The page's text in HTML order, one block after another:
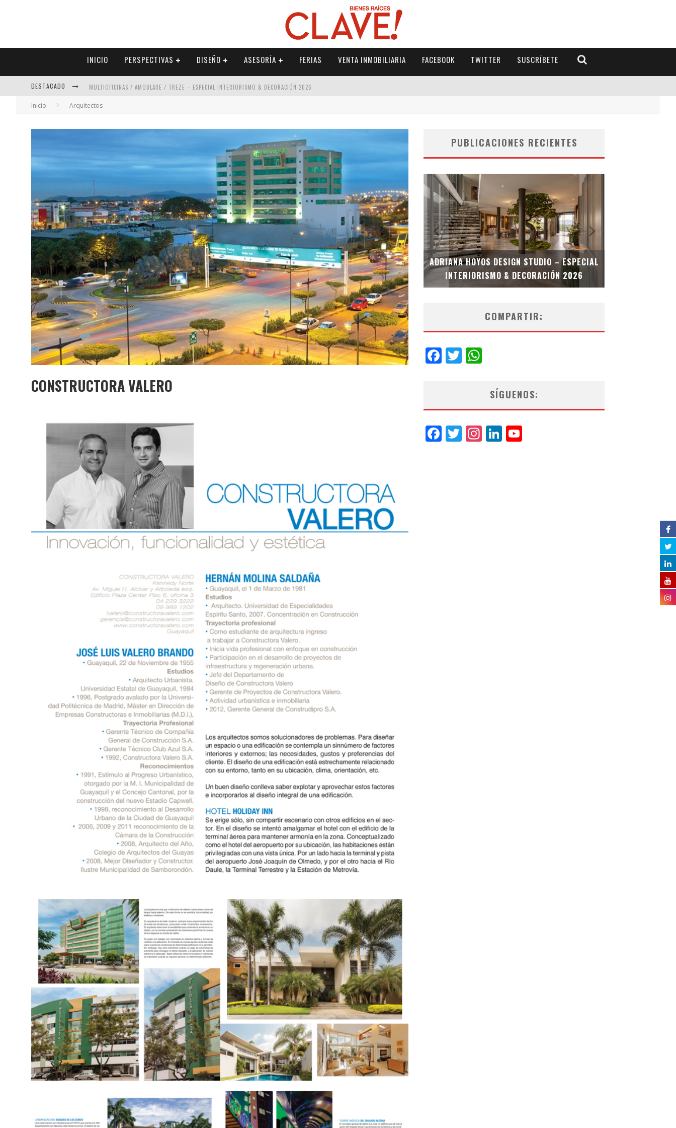
INICIO PERSPECTIVAS DISEÑO ASESORÍA FERIAS VENTA INMOBILIARIA FACEBOOK TWITTER SUSCRÍBETE
DESTACADO MULTIOFICINAS / AMOBLARE / TREZE – ESPECIAL INTERIORISMO & DECORACIÓN 2026
ABAD VERGARA ARQUITECTOS – ESPECIAL INTERIORISMO & DECORACIÓN 2026
COLINEAL – ESPECIAL INTERIORISMO & DECORACIÓN 2026
ADRIANA HOYOS DESIGN STUDIO – ESPECIAL INTERIORISMO & DECORACIÓN 2026
Inicio Arquitectos
CONSTRUCTORA VALERO
PUBLICACIONES RECIENTES
MUBB DESIGN STUDIO – ESPECIAL
INTERIORISMO & DECORACIÓN 2026
ADRIANA HOYOS DESIGN STUDIO – ESPECIAL
INTERIORISMO & DECORACIÓN 2026
COMPARTIR:
Facebook
Twitter
SÍGUENOS:
Facebook
Twitter
Instagram
LinkedIn